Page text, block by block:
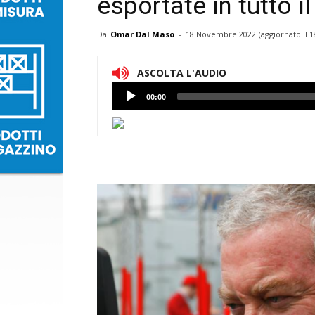
esportate in tutto
Da Omar Dal Maso - 18 Novembre 2022 (aggiornato il
ASCOLTA L'AUDIO
Lettore
Audio
00:00